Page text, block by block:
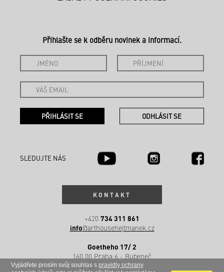
Vyjádřete prosím svůj souhlas spravidly ochrany
Přihlašte se k odběru novinek a informací.
SLEDUJTE NÁS
KONTAKT
+420 734 311 861
info@arthousehejtmanek.cz
Goetheho 17/ 2
160 00 Praha 6 - Bubeneč
Česká republika